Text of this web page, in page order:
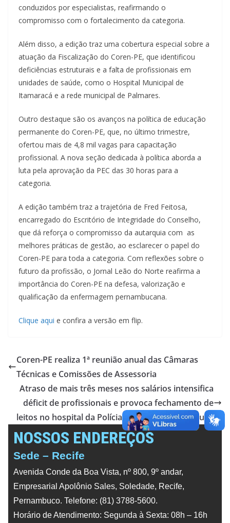
conduzidos por especialistas, reafirmando o
compromisso com o fortalecimento da categoria.
Além disso, a edição traz uma cobertura especial sobre a
atuação da Fiscalização do Coren-PE, que identificou
deficiências estruturais e a falta de profissionais em
unidades de saúde, como o Hospital Municipal de
Itamaracá e a rede municipal de Palmares.
Outro destaque são os avanços na política de educação
permanente do Coren-PE, que, no último trimestre,
ofertou mais de 4,8 mil vagas para capacitação
profissional. A nova seção dedicada à política aborda a
luta pela aprovação da PEC das 30 horas para a
categoria.
A edição também traz a trajetória de Fred Feitosa,
encarregado do Escritório de Integridade do Conselho,
que dá reforça o compromisso da autarquia com as
melhores práticas de gestão, ao esclarecer o papel do
Coren-PE para toda a categoria. Com reflexões sobre o
futuro da profissão, o Jornal Leão do Norte reafirma a
importância do Coren-PE na defesa, valorização e
qualificação da enfermagem pernambucana.
Clique aqui e confira a versão em flip.
Coren-PE realiza 1ª reunião anual das Câmaras
Técnicas e Comissões de Assessoria
Atraso de mais três meses nos salários intensifica
déficit de profissionais e provoca fechamento de
leitos no hospital da Polícia Militar de Pernambuco
NOSSOS ENDEREÇOS
Sede – Recife
Avenida Conde da Boa Vista, nº 800, 9º andar,
Empresarial Apolônio Sales, Soledade, Recife,
Pernambuco. Telefone: (81) 3788-5600.
Horário de Atendimento: Segunda à Sexta: 08h – 16h